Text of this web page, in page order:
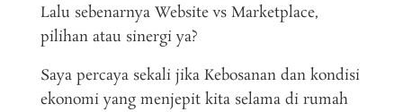
Lalu sebenarnya Website vs Marketplace,
pilihan atau sinergi ya?
Saya percaya sekali jika Kebosanan dan kondisi
ekonomi yang menjepit kita selama di rumah